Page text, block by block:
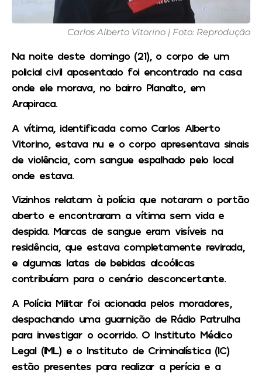
Carlos Alberto Vitorino | Foto: Reprodução
Na noite deste domingo (21), o corpo de um
policial civil aposentado foi encontrado na casa
onde ele morava, no bairro Planalto, em
Arapiraca.
A vítima, identificada como Carlos Alberto
Vitorino, estava nu e o corpo apresentava sinais
de violência, com sangue espalhado pelo local
onde estava.
Vizinhos relatam à polícia que notaram o portão
aberto e encontraram a vítima sem vida e
despida. Marcas de sangue eram visíveis na
residência, que estava completamente revirada,
e algumas latas de bebidas alcoólicas
contribuíam para o cenário desconcertante.
A Polícia Militar foi acionada pelos moradores,
despachando uma guarnição de Rádio Patrulha
para investigar o ocorrido. O Instituto Médico
Legal (IML) e o Instituto de Criminalística (IC)
estão presentes para realizar a perícia e a